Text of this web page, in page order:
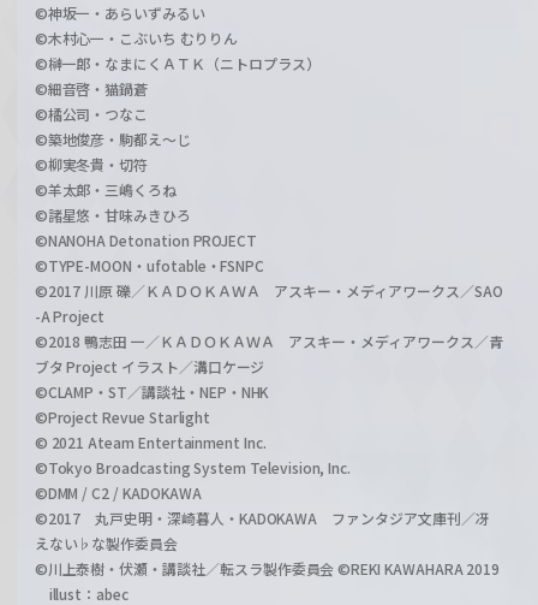
©神坂一・あらいずみるい
©木村心一・こぶいち むりりん
©榊一郎・なまにくＡＴＫ（ニトロプラス）
©細音啓・猫鍋蒼
©橘公司・つなこ
©築地俊彦・駒都え～じ
©柳実冬貴・切符
©羊太郎・三嶋くろね
©諸星悠・甘味みきひろ
©NANOHA Detonation PROJECT
©TYPE-MOON・ufotable・FSNPC
©2017 川原 礫／ＫＡＤＯＫＡＷＡ アスキー・メディアワークス／SAO
-A Project
©2018 鴨志田 一／ＫＡＤＯＫＡＷＡ アスキー・メディアワークス／青
ブタ Project イラスト／溝口ケージ
©CLAMP・ST／講談社・NEP・NHK
©Project Revue Starlight
© 2021 Ateam Entertainment Inc.
©Tokyo Broadcasting System Television, Inc.
©DMM / C2 / KADOKAWA
©2017 丸戸史明・深崎暮人・KADOKAWA ファンタジア文庫刊／冴
えない♭な製作委員会
©川上泰樹・伏瀬・講談社／転スラ製作委員会 ©REKI KAWAHARA 2019
illust：abec